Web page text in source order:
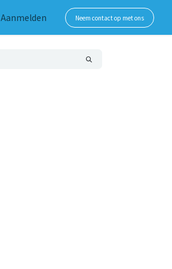
Aanmelden Neem contact op met ons